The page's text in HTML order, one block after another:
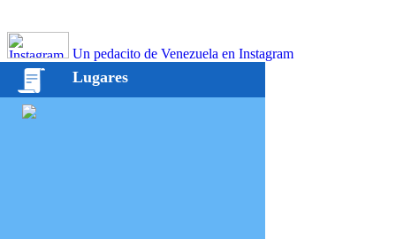
Un pedacito de Venezuela en Instagram
Lugares